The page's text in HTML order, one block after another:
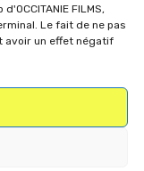
FILMS,
Le fait de ne pas
avoir un effet négatif